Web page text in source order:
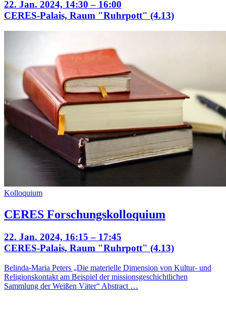
22. Jan. 2024, 14:30 – 16:00
CERES-Palais, Raum "Ruhrpott" (4.13)
Kolloquium
CERES Forschungskolloquium
22. Jan. 2024, 16:15 – 17:45
CERES-Palais, Raum "Ruhrpott" (4.13)
Belinda-Maria Peters „Die materielle Dimension von Kultur- und
Religionskontakt am Beispiel der missionsgeschichtlichen
Sammlung der Weißen Väter“ Abstract …